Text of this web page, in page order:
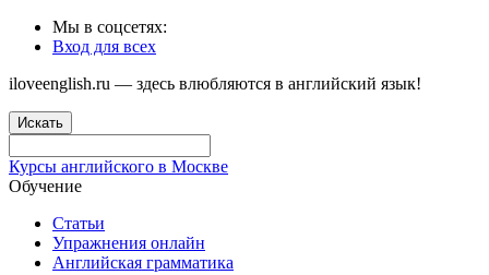
Мы в соцсетях:
Вход для всех
iloveenglish.ru — здесь влюбляются в английский язык!
Искать
Курсы английского в Москве
Обучение
Статьи
Упражнения онлайн
Английская грамматика